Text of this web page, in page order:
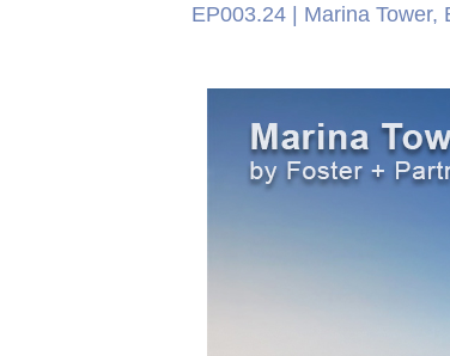
ΕΡ003.24 | Marina Tower,